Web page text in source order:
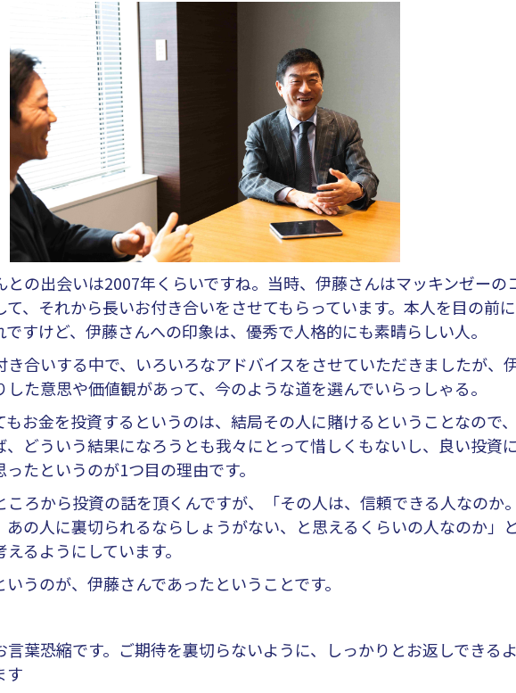
との出会いは2007年くらいですね。当時、伊藤さんはマッキンゼーの
て、それから長いお付き合いをさせてもらっています。本人を目の前に
ですけど、伊藤さんへの印象は、優秀で人格的にも素晴らしい人。
合いする中で、いろいろなアドバイスをさせていただきましたが、
た意思や価値観があって、今のような道を選んでいらっしゃる。
お金を投資するというのは、結局その人に賭けるということなので、
、どういう結果になろうとも我々にとって惜しくもないし、良い投資に
たというのが1つ目の理由です。
ろから投資の話を頂くんですが、「その人は、信頼できる人なのか。
あの人に裏切られるならしょうがない、と思えるくらいの人なのか」と
るようにしています。
うのが、伊藤さんであったということです。
言葉恐縮です。ご期待を裏切らないように、しっかりとお返しできるよ
す